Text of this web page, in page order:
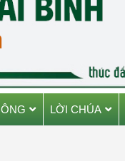
LỜI CHÚA